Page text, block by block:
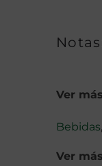
Ver
Bebidas,
Ver